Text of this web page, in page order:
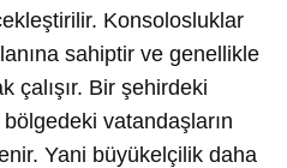
Konsolosluklar
sahiptir ve genellikle
çalışır. Bir şehirdeki
vatandaşların
Yani büyükelçilik daha